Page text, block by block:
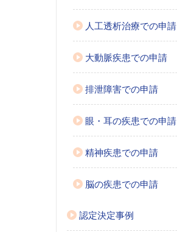
人工透析治療での申請
大動脈疾患での申請
排泄障害での申請
眼・耳の疾患での申請
精神疾患での申請
脳の疾患での申請
認定決定事例